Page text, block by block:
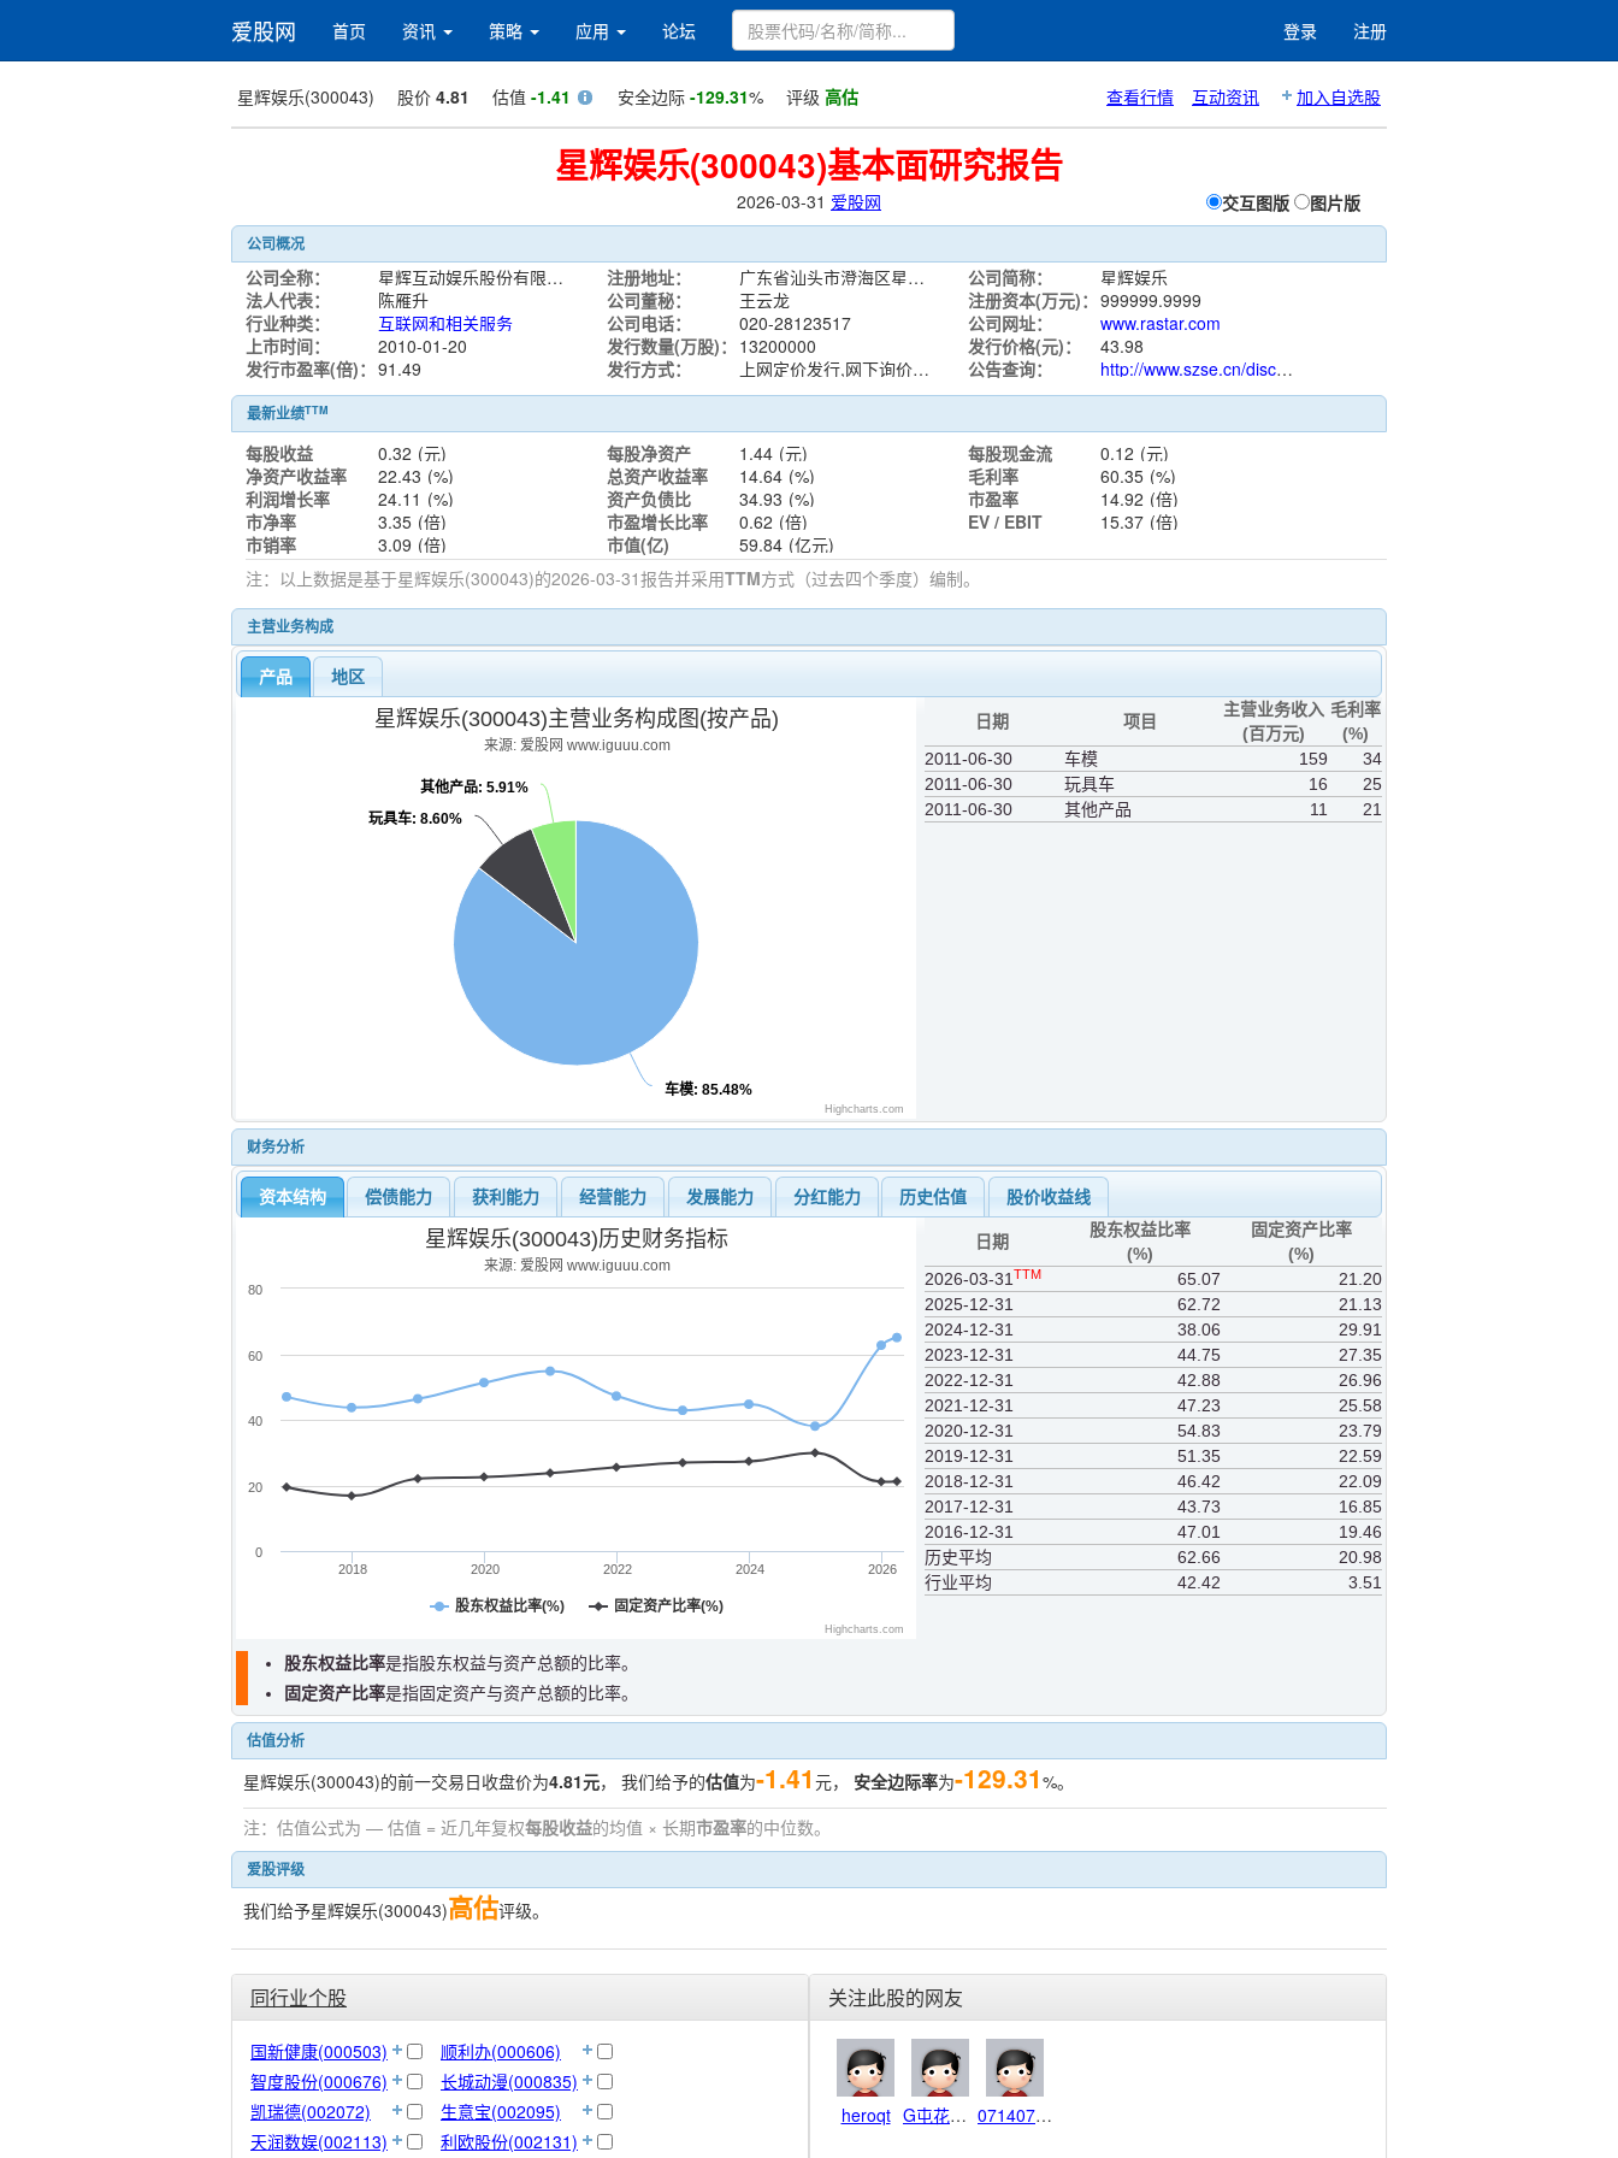
爱股网 首页 资讯 策略 应用 论坛 登录 注册
星辉娱乐(300043) 股价 4.81 估值 -1.41 安全边际 -129.31% 评级 高估 查看行情 互动资讯 加入自选股
星辉娱乐(300043)基本面研究报告
2026-03-31 爱股网 交互图版 图片版
公司概况
公司全称： 星辉互动娱乐股份有限公司 注册地址： 广东省汕头市澄海区星辉工业园(上华镇夏岛路北侧) 公司简称：
星辉娱乐
法人代表：
陈雁升 公司董秘： 王云龙 注册资本(万元)： 999999.9999
行业种类：
互联网和相关服务 公司电话： 020-28123517 公司网址：
www.rastar.com
上市时间：
2010-01-20 发行数量(万股)： 13200000 发行价格(元)：
43.98
发行市盈率(倍)： 91.49 发行方式： 上网定价发行,网下询价发行 公告查询： http://www.szse.cn/disclosure/listed/notice/index.html?stock=300043
最新业绩TTM
每股收益 0.32 (元) 每股净资产 1.44 (元) 每股现金流 0.12 (元)
净资产收益率
22.43 (%) 总资产收益率 14.64 (%) 毛利率 60.35 (%)
利润增长率
24.11 (%) 资产负债比 34.93 (%) 市盈率 14.92 (倍)
市净率
3.35 (倍) 市盈增长比率 0.62 (倍) EV / EBIT 15.37 (倍)
市销率
3.09 (倍) 市值(亿) 59.84 (亿元)
注：以上数据是基于星辉娱乐(300043)的2026-03-31报告并采用TTM方式（过去四个季度）编制。
主营业务构成
产品 地区
星辉娱乐(300043)主营业务构成图(按产品)
来源: 爱股网 www.iguuu.com
车模: 85.48%
玩具车: 8.60%
其他产品: 5.91%
Highcharts.com
日期 项目
主营业务收入
(百万元)
毛利率
(%)
2011-06-30
车模 159
34
2011-06-30
玩具车 16
25
2011-06-30
其他产品 11 21
财务分析
资本结构 偿债能力 获利能力 经营能力 发展能力 分红能力 历史估值 股价收益线
星辉娱乐(300043)历史财务指标
来源: 爱股网 www.iguuu.com
股东权益比率(%) 固定资产比率(%)
2018 2020 2022 2024 2026
0
20
40
60
80
Highcharts.com
日期
股东权益比率
(%)
固定资产比率
(%)
2026-03-31 TTM 65.07
21.20
2025-12-31
62.72
21.13
2024-12-31
38.06
29.91
2023-12-31
44.75
27.35
2022-12-31
42.88
26.96
2021-12-31
47.23
25.58
2020-12-31
54.83
23.79
2019-12-31
51.35
22.59
2018-12-31
46.42
22.09
2017-12-31
43.73
16.85
2016-12-31
47.01
19.46
历史平均
62.66
20.98
行业平均
42.42 3.51
股东权益比率是指股东权益与资产总额的比率。
固定资产比率是指固定资产与资产总额的比率。
估值分析
星辉娱乐(300043)的前一交易日收盘价为4.81元， 我们给予的估值为-1.41 元， 安全边际率为-129.31 %。
注：估值公式为 — 估值 = 近几年复权每股收益的均值 × 长期市盈率的中位数。
爱股评级
我们给予星辉娱乐(300043)高估评级。
同行业个股
国新健康(000503)
顺利办(000606)
智度股份(000676)
长城动漫(000835)
凯瑞德(002072)
生意宝(002095)
天润数娱(002113)
利欧股份(002131)
关注此股的网友
heroqt G屯花狸鼠 07140714f